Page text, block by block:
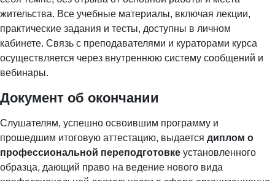
жительства. Все учебные материалы, включая лекции,
практические задания и тесты, доступны в личном
кабинете. Связь с преподавателями и кураторами курса
осуществляется через внутреннюю систему сообщений и
вебинары.
Документ об окончании
Слушателям, успешно освоившим программу и
прошедшим итоговую аттестацию, выдается диплом о
профессиональной переподготовке установленного
образца, дающий право на ведение нового вида